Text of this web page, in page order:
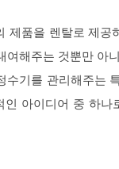
제품을 렌탈로 제공
여해주는 것뿐만 아
수기를 관리해주는
인 아이디어 중 하나